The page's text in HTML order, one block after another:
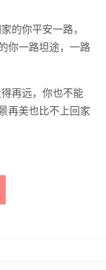
的你平安一路，
你一路坦途，一路
再远，你也不能
再美也比不上回家